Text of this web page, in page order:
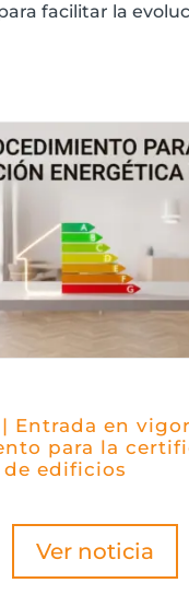
facilitar la
Entrada en
para la
edificios
Ver noticia